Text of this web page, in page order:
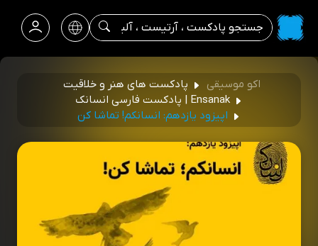
اکو موسیقی
پادکست های هنر و خلاقیت
Ensanak | پادکست فارسی انسانک
اپیزود یازدهم: انسانکم! تماشا کن